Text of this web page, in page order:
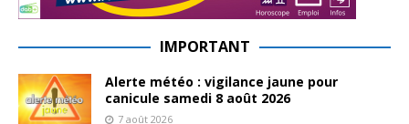
IMPORTANT
Alerte météo : vigilance jaune pour
canicule samedi 8 août 2026
7 août 2026